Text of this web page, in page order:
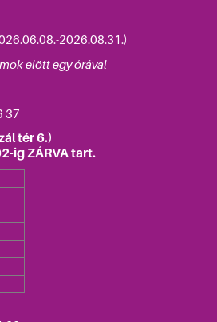
2026.08.31.)
elött egy órával
37
tér 6.)
ig ZÁRVA tart.